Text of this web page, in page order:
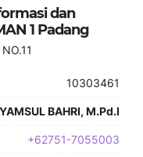
dan
1 Padang
10303461
BAHRI, M.Pd.I
+62751-7055003